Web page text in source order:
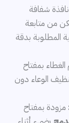
شفافة
من متابعة
المطلوبة بدقة
بمفتاح
الوعاء دون
مزودة بمفتاح